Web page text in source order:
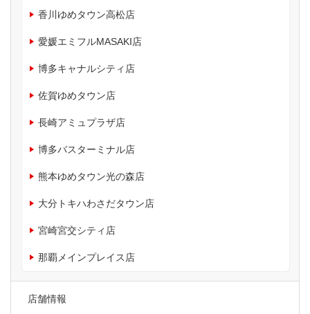
香川ゆめタウン高松店
愛媛エミフルMASAKI店
博多キャナルシティ店
佐賀ゆめタウン店
長崎アミュプラザ店
博多バスターミナル店
熊本ゆめタウン光の森店
大分トキハわさだタウン店
宮崎宮交シティ店
那覇メインプレイス店
店舗情報